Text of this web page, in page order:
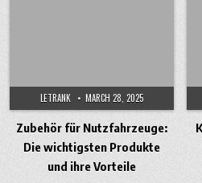
LETRANK MARCH 28, 2025
Zubehör für Nutzfahrzeuge:
Die wichtigsten Produkte
und ihre Vorteile